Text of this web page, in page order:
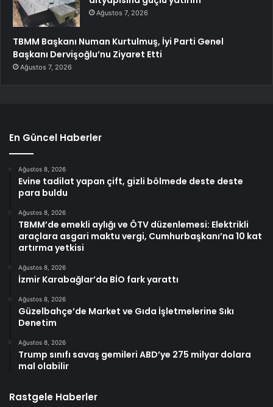
Ağustos 7, 2026
TBMM Başkanı Numan Kurtulmuş, İyi Parti Genel
Başkanı Dervişoğlu’nu Ziyaret Etti
Ağustos 7, 2026
En Güncel Haberler
Ağustos 8, 2026
Evine tadilat yapan çift, gizli bölmede deste deste
para buldu
Ağustos 8, 2026
TBMM’de emekli aylığı ve ÖTV düzenlemesi: Elektrikli
araçlara asgari maktu vergi, Cumhurbaşkanı’na 10 kat
artırma yetkisi
Ağustos 8, 2026
İzmir Karabağlar’da BİO fark yarattı
Ağustos 8, 2026
Güzelbahçe’de Market ve Gıda İşletmelerine Sıkı
Denetim
Ağustos 8, 2026
Trump sınıfı savaş gemileri ABD’ye 275 milyar dolara
mal olabilir
Rastgele Haberler